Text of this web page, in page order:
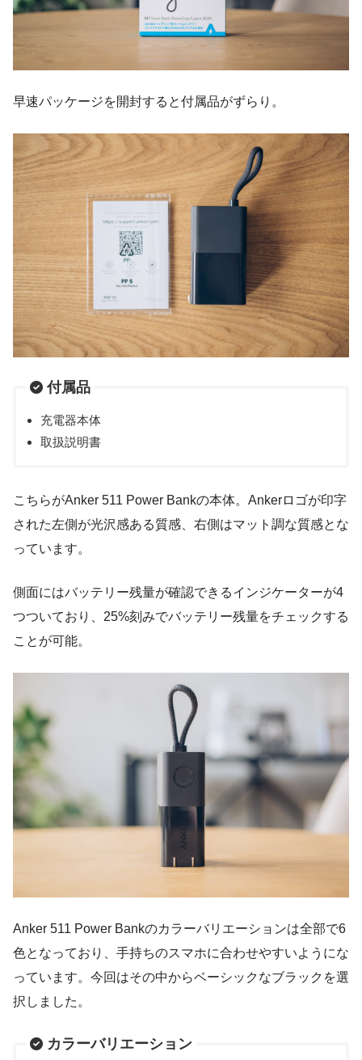
早速パッケージを開封すると付属品がずらり。
付属品
充電器本体
取扱説明書
こちらがAnker 511 Power Bankの本体。Ankerロゴが印字
された左側が光沢感ある質感、右側はマット調な質感とな
っています。
側面にはバッテリー残量が確認できるインジケーターが4
つついており、25%刻みでバッテリー残量をチェックする
ことが可能。
Anker 511 Power Bankのカラーバリエーションは全部で6
色となっており、手持ちのスマホに合わせやすいようにな
っています。今回はその中からベーシックなブラックを選
択しました。
カラーバリエーション